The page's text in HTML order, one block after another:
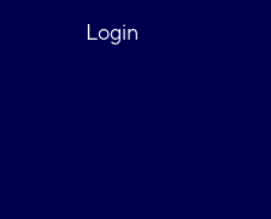
Login